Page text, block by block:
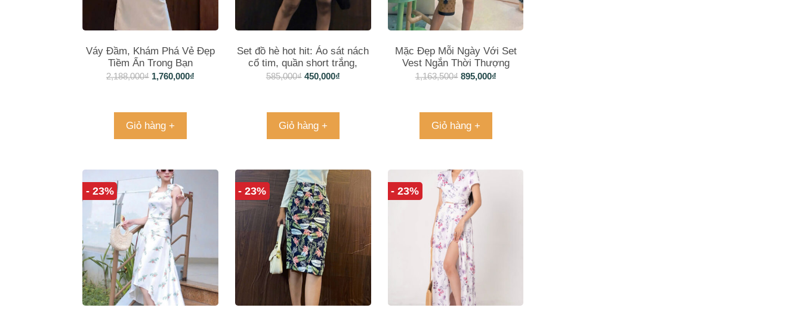
Váy Đầm, Khám Phá Vẻ Đẹp
Tiềm Ẩn Trong Bạn
2,188,000₫ 1,760,000₫
Giỏ hàng +
Set đồ hè hot hit: Áo sát nách
cổ tim, quần short trắng,
Không thể bỏ lỡ
585,000₫ 450,000₫
Giỏ hàng +
Mặc Đẹp Mỗi Ngày Với Set
Vest Ngắn Thời Thượng
1,163,500₫ 895,000₫
Giỏ hàng +
- 23% - 23% - 23%